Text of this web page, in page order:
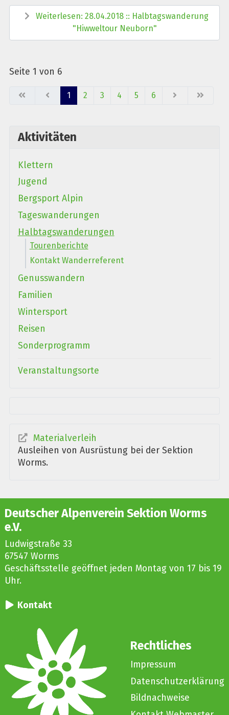
Aktivitäten
Klettern
Jugend
Bergsport Alpin
Tageswanderungen
Halbtagswanderungen
Tourenberichte
Kontakt Wanderreferent
Genusswandern
Familien
Wintersport
Reisen
Sonderprogramm
Veranstaltungsorte
Materialverleih
Ausleihen von Ausrüstung bei der Sektion
Worms.
Weiterlesen: 28.04.2018 :: Halbtagswanderung
"Hiwweltour Neuborn"
Seite 1 von 6
1 2 3 4 5 6
Deutscher Alpenverein Sektion Worms
e.V.
Ludwigstraße 33
67547 Worms
Geschäftsstelle geöffnet jeden Montag von 17 bis 19
Uhr.
Kontakt
Rechtliches
Impressum
Datenschutzerklärung
Bildnachweise